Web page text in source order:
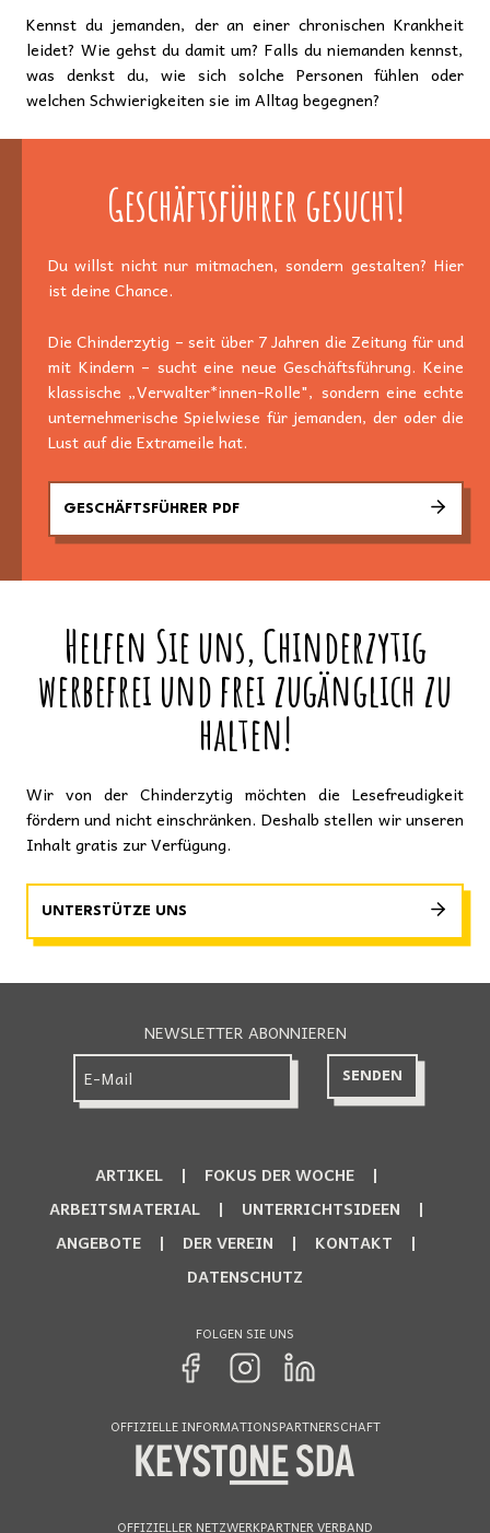
Kennst du jemanden, der an einer chronischen Krankheit
leidet? Wie gehst du damit um? Falls du niemanden kennst,
was denkst du, wie sich solche Personen fühlen oder
welchen Schwierigkeiten sie im Alltag begegnen?
Geschäftsführer gesucht!
Du willst nicht nur mitmachen, sondern gestalten? Hier
ist deine Chance.
Die Chinderzytig – seit über 7 Jahren die Zeitung für und
mit Kindern – sucht eine neue Geschäftsführung. Keine
klassische „Verwalter*innen-Rolle", sondern eine echte
unternehmerische Spielwiese für jemanden, der oder die
Lust auf die Extrameile hat.
GESCHÄFTSFÜHRER PDF
Helfen Sie uns, Chinderzytig
werbefrei und frei zugänglich zu
halten!
Wir von der Chinderzytig möchten die Lesefreudigkeit
fördern und nicht einschränken. Deshalb stellen wir unseren
Inhalt gratis zur Verfügung.
UNTERSTÜTZE UNS
NEWSLETTER ABONNIEREN
ARTIKEL
FOKUS DER WOCHE
ARBEITSMATERIAL
UNTERRICHTSIDEEN
ANGEBOTE
DER VEREIN
KONTAKT
DATENSCHUTZ
FOLGEN SIE UNS
OFFIZIELLE INFORMATIONSPARTNERSCHAFT
OFFIZIELLER NETZWERKPARTNER VERBAND